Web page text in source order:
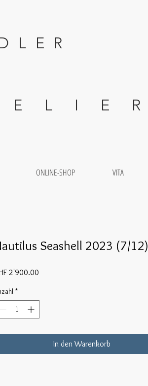
I E R
ONLINE-SHOP VITA
Seashell 2023 (7/12)
2'900.00
*
In den Warenkorb